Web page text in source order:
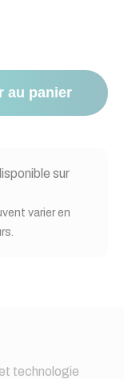
au panier
sur
varier en
technologie